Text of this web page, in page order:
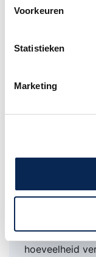
Voorkeuren
Statistieken
Marketing
Van heldere,
tot epische,
Deze delay
drie knoppen
Daarnaast
technologie.
De Carbon
warm
hoeveelheid